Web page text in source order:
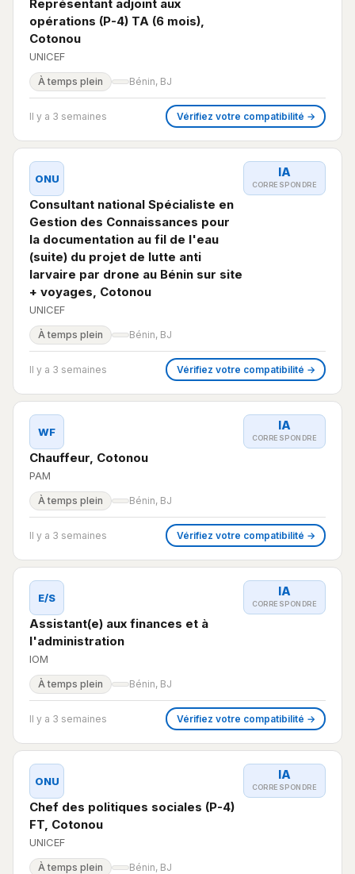
Représentant adjoint aux
opérations (P-4) TA (6 mois),
Cotonou
UNICEF
À temps plein Bénin, BJ
Il y a 3 semaines Vérifiez votre compatibilité →
ONU
Consultant national Spécialiste en
Gestion des Connaissances pour
la documentation au fil de l'eau
(suite) du projet de lutte anti
larvaire par drone au Bénin sur site
+ voyages, Cotonou
UNICEF
IA
CORRESPONDRE
À temps plein Bénin, BJ
Il y a 3 semaines Vérifiez votre compatibilité →
WF
Chauffeur, Cotonou
PAM
IA
CORRESPONDRE
À temps plein Bénin, BJ
Il y a 3 semaines Vérifiez votre compatibilité →
E/S
Assistant(e) aux finances et à
l'administration
IOM
IA
CORRESPONDRE
À temps plein Bénin, BJ
Il y a 3 semaines Vérifiez votre compatibilité →
ONU
Chef des politiques sociales (P-4)
FT, Cotonou
UNICEF
IA
CORRESPONDRE
À temps plein Bénin, BJ